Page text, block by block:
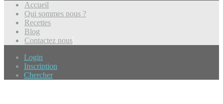
Accueil
Qui sommes nous ?
Recettes
Blog
Contactez nous
Login
Inscription
Chercher